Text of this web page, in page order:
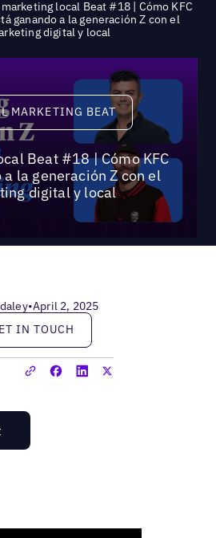
marketing local Beat #18 | Cómo KFC
ganando a la generación Z con el
digital y local
Local Marketing Beat
MARKETING BEAT
Beat #18 | Cómo KFC
a la generación Z con el
digital y local
•April 2, 2025
IN TOUCH